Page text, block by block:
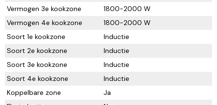
Vermogen 3e kookzone
1800-2000 W
Vermogen 4e kookzone
1800-2000 W
Soort 1e kookzone
Inductie
Soort 2e kookzone
Inductie
Soort 3e kookzone
Inductie
Soort 4e kookzone
Inductie
Koppelbare zone
Ja